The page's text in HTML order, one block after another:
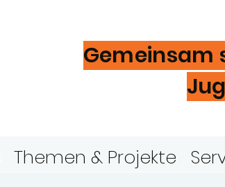
Gemeinsam
Themen & Projekte